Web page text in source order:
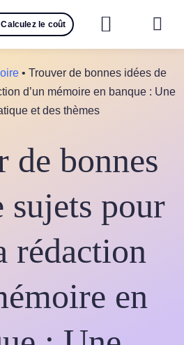
Calculez le coût
📝
📝
• Trouver de bonnes idées de
d’un mémoire en banque : Une
et des thèmes
de bonnes
sujets pour
rédaction
en